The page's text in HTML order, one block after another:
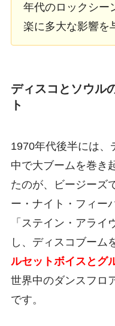
年代のロックシー
楽に多大な影響を
ディスコとソウル
ト
1970年代後半には、
中で大ブームを巻き
たのが、ビージーズ
ー・ナイト・フィー
「ステイン・アラ
し、ディスコブーム
ルセットボイスとグ
世界中のダンスフロ
です。